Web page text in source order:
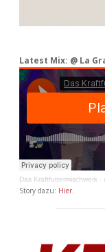
Latest Mix: @ La
Das Kraftfuttermischwerk ·
Story dazu: Hier.